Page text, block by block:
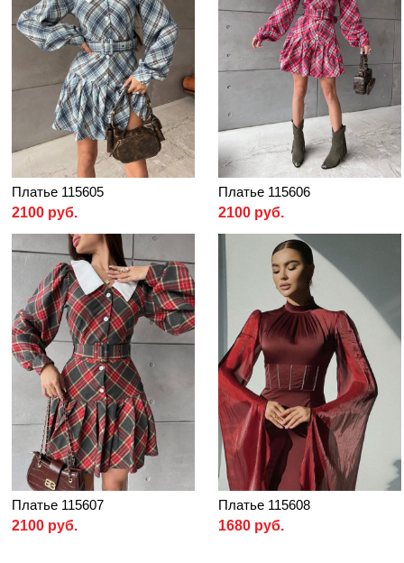
Платье 115605
2100 руб.
Платье 115606
2100 руб.
Платье 115607
2100 руб.
Платье 115608
1680 руб.